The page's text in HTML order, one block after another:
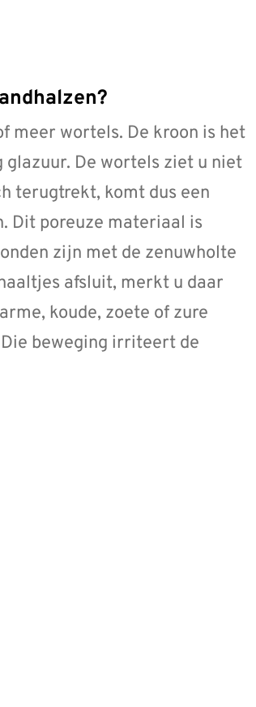
meer wortels. De kroon is het
glazuur. De wortels ziet u niet
terugtrekt, komt dus een
Dit poreuze materiaal is
zijn met de zenuwholte
afsluit, merkt u daar
koude, zoete of zure
beweging irriteert de